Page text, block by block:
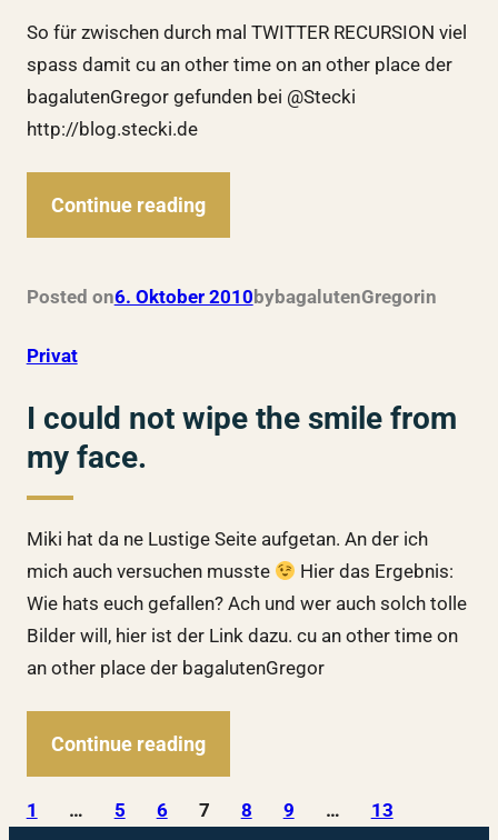
So für zwischen durch mal TWITTER RECURSION viel
spass damit cu an other time on an other place der
bagalutenGregor gefunden bei @Stecki
http://blog.stecki.de
Continue reading
Posted on6. Oktober 2010 bybagalutenGregorin
Privat
I could not wipe the smile from
my face.
Miki hat da ne Lustige Seite aufgetan. An der ich
mich auch versuchen musste
Hier das Ergebnis:
Wie hats euch gefallen? Ach und wer auch solch tolle
Bilder will, hier ist der Link dazu. cu an other time on
an other place der bagalutenGregor
Continue reading
1 … 5 6 7 8 9 … 13